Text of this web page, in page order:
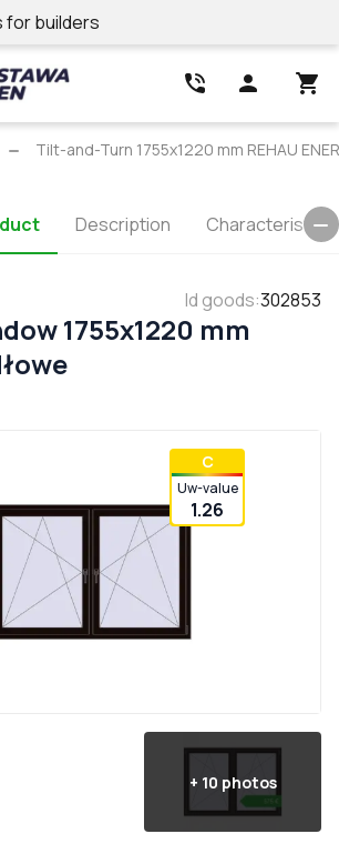
for builders
Tilt-and-Turn 1755x1220 mm REHAU
Description Characteristics
Id goods:302853
1755x1220 mm
С
Uw-value
1.26
+ 10 photos